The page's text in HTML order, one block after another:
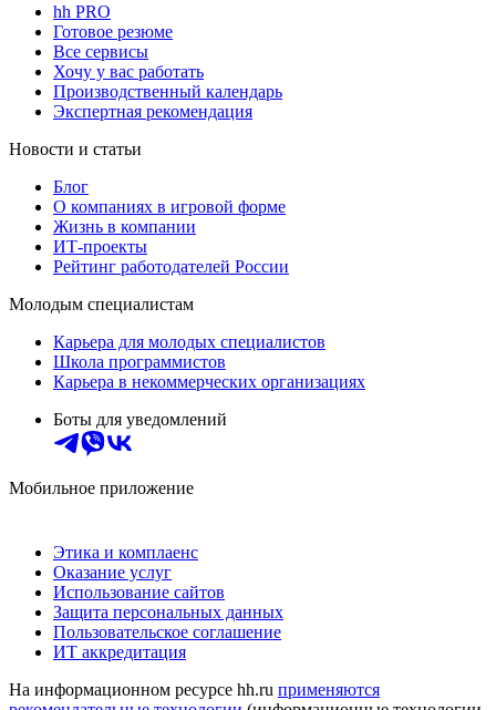
hh PRO
Готовое резюме
Все сервисы
Хочу у вас работать
Производственный календарь
Экспертная рекомендация
Новости и статьи
Блог
О компаниях в игровой форме
Жизнь в компании
ИТ-проекты
Рейтинг работодателей России
Молодым специалистам
Карьера для молодых специалистов
Школа программистов
Карьера в некоммерческих организациях
Боты для уведомлений
Мобильное приложение
Этика и комплаенс
Оказание услуг
Использование сайтов
Защита персональных данных
Пользовательское соглашение
ИТ аккредитация
На информационном ресурсе hh.ru применяются